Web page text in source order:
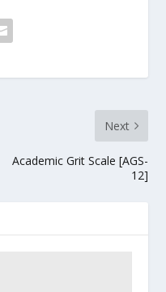
Next
Academic Grit Scale [AGS-
12]